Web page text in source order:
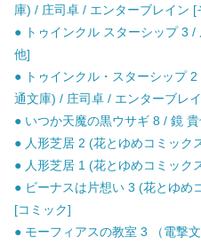
庫) / 庄司卓 / エンターブレイン [
● トゥインクル スターシップ 3
他]
● トゥインクル・スターシップ
通文庫) / 庄司卓 / エンターブレ
● いつか天魔の黒ウサギ 8 / 鏡
● 人形芝居 2 (花とゆめコミック
● 人形芝居 1 (花とゆめコミック
● ビーナスは片想い 3 (花とゆめ
[コミック]
● モーフィアスの教室 3 （電撃